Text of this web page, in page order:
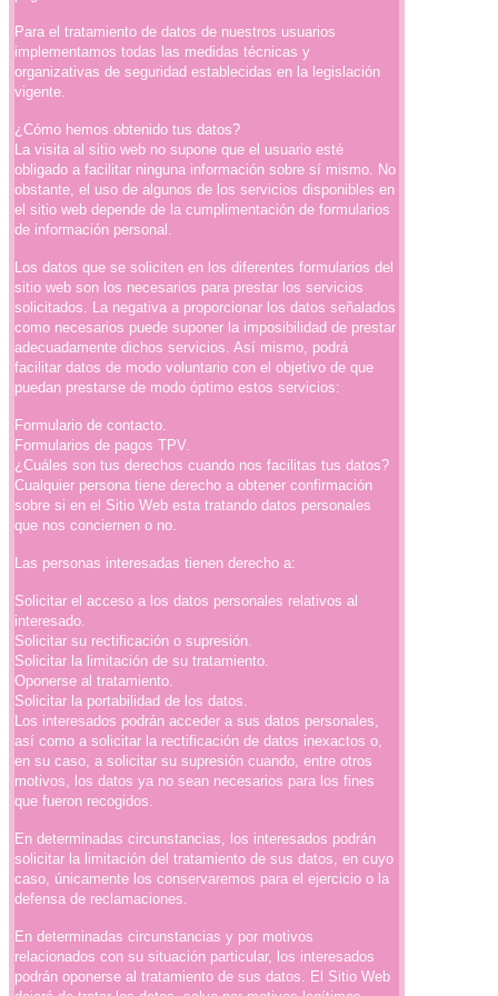
Para el tratamiento de datos de nuestros usuarios
implementamos todas las medidas técnicas y
organizativas de seguridad establecidas en la legislación
vigente.
¿Cómo hemos obtenido tus datos?
La visita al sitio web no supone que el usuario esté
obligado a facilitar ninguna información sobre sí mismo. No
obstante, el uso de algunos de los servicios disponibles en
el sitio web depende de la cumplimentación de formularios
de información personal.
Los datos que se soliciten en los diferentes formularios del
sitio web son los necesarios para prestar los servicios
solicitados. La negativa a proporcionar los datos señalados
como necesarios puede suponer la imposibilidad de prestar
adecuadamente dichos servicios. Así mismo, podrá
facilitar datos de modo voluntario con el objetivo de que
puedan prestarse de modo óptimo estos servicios:
Formulario de contacto.
Formularios de pagos TPV.
¿Cuáles son tus derechos cuando nos facilitas tus datos?
Cualquier persona tiene derecho a obtener confirmación
sobre si en el Sitio Web esta tratando datos personales
que nos conciernen o no.
Las personas interesadas tienen derecho a:
Solicitar el acceso a los datos personales relativos al
interesado.
Solicitar su rectificación o supresión.
Solicitar la limitación de su tratamiento.
Oponerse al tratamiento.
Solicitar la portabilidad de los datos.
Los interesados podrán acceder a sus datos personales,
así como a solicitar la rectificación de datos inexactos o,
en su caso, a solicitar su supresión cuando, entre otros
motivos, los datos ya no sean necesarios para los fines
que fueron recogidos.
En determinadas circunstancias, los interesados podrán
solicitar la limitación del tratamiento de sus datos, en cuyo
caso, únicamente los conservaremos para el ejercicio o la
defensa de reclamaciones.
En determinadas circunstancias y por motivos
relacionados con su situación particular, los interesados
podrán oponerse al tratamiento de sus datos. El Sitio Web